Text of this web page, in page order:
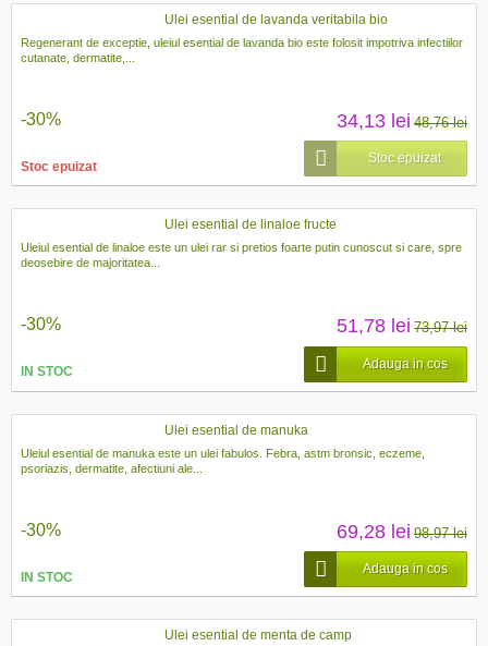
Ulei esential de lavanda veritabila bio
Regenerant de exceptie, uleiul esential de lavanda bio este folosit impotriva infectiilor
cutanate, dermatite,...
-30% 34,13 lei 48,76 lei
Stoc epuizat
Stoc epuizat
Ulei esential de linaloe fructe
Uleiul esential de linaloe este un ulei rar si pretios foarte putin cunoscut si care, spre
deosebire de majoritatea...
-30% 51,78 lei 73,97 lei
IN STOC
Adauga in cos
Ulei esential de manuka
Uleiul esential de manuka este un ulei fabulos. Febra, astm bronsic, eczeme,
psoriazis, dermatite, afectiuni ale...
-30% 69,28 lei 98,97 lei
IN STOC
Adauga in cos
Ulei esential de menta de camp